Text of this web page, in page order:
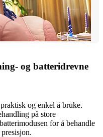
og batteridrevne
og enkel å bruke.
på store
for å behandle